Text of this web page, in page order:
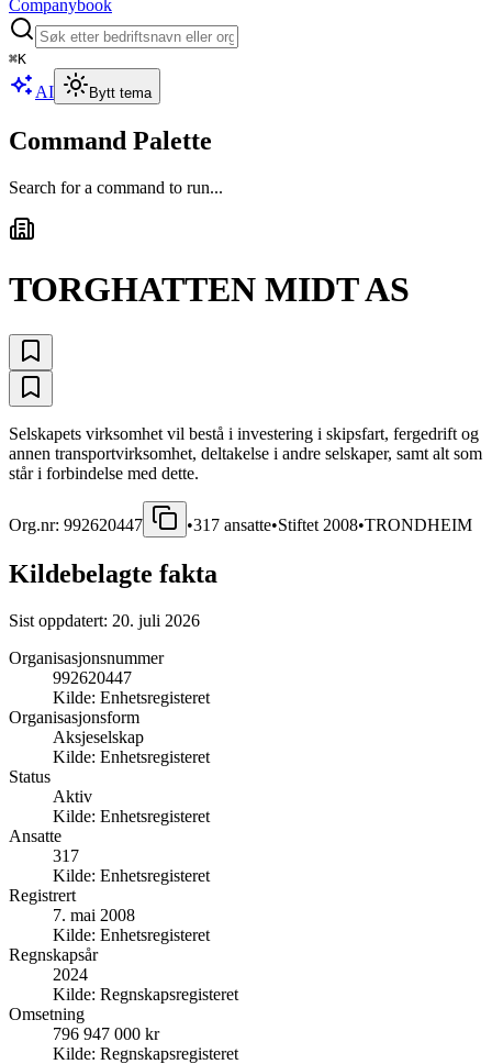
Companybook
⌘K
AI Bytt tema
Command Palette
Search for a command to run...
TORGHATTEN MIDT AS
Selskapets virksomhet vil bestå i investering i skipsfart, fergedrift og
annen transportvirksomhet, deltakelse i andre selskaper, samt alt som
står i forbindelse med dette.
Org.nr: 992620447 •317 ansatte•Stiftet 2008•TRONDHEIM
Kildebelagte fakta
Sist oppdatert: 20. juli 2026
Organisasjonsnummer
992620447
Kilde: Enhetsregisteret
Organisasjonsform
Aksjeselskap
Kilde: Enhetsregisteret
Status
Aktiv
Kilde: Enhetsregisteret
Ansatte
317
Kilde: Enhetsregisteret
Registrert
7. mai 2008
Kilde: Enhetsregisteret
Regnskapsår
2024
Kilde: Regnskapsregisteret
Omsetning
796 947 000 kr
Kilde: Regnskapsregisteret